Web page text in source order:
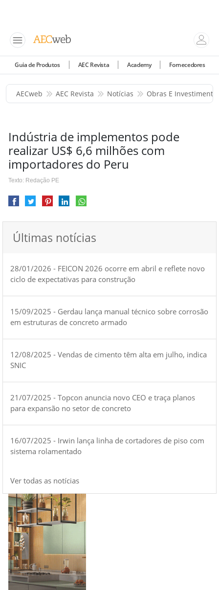
Guia de Produtos AEC Revista Academy Fornecedores
AECweb AEC Revista Notícias Obras E
Indústria de implementos pode
realizar US$ 6,6 milhões com
importadores do Peru
Texto: Redação PE
Últimas notícias
28/01/2026 - FEICON 2026 ocorre em abril e reflete novo
ciclo de expectativas para construção
15/09/2025 - Gerdau lança manual técnico sobre corrosão
em estruturas de concreto armado
12/08/2025 - Vendas de cimento têm alta em julho, indica
SNIC
21/07/2025 - Topcon anuncia novo CEO e traça planos
para expansão no setor de concreto
16/07/2025 - Irwin lança linha de cortadores de piso com
sistema rolamentado
Ver todas as notícias